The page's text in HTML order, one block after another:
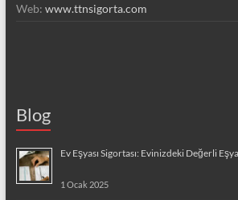
Web: www.ttnsigorta.com
Blog
Ev Eşyası Sigortası: Evinizdeki Değerli
1 Ocak 2025